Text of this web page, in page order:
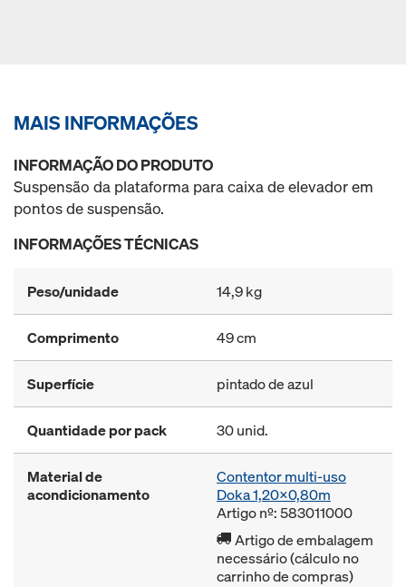
MAIS INFORMAÇÕES
INFORMAÇÃO DO PRODUTO
Suspensão da plataforma para caixa de elevador em
pontos de suspensão.
INFORMAÇÕES TÉCNICAS
Peso/unidade 14,9 kg
Comprimento 49 cm
Superfície pintado de azul
Quantidade por pack 30 unid.
Material de
acondicionamento
Contentor multi-uso
Doka 1,20x0,80m
Artigo nº: 583011000
Artigo de embalagem
necessário (cálculo no
carrinho de compras)